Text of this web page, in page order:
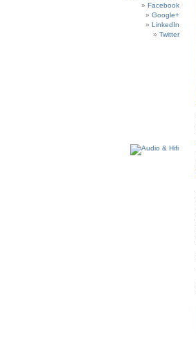
Facebook
Google+
LinkedIn
Twitter